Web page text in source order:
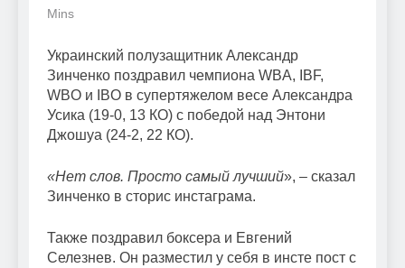
Mins
Украинский полузащитник Александр
Зинченко поздравил чемпиона WBA, IBF,
WBO и IBO в супертяжелом весе Александра
Усика (19-0, 13 КО) с победой над Энтони
Джошуа (24-2, 22 КО).
«Нет слов. Просто самый лучший», – сказал
Зинченко в сторис инстаграма.
Также поздравил боксера и Евгений
Селезнев. Он разместил у себя в инсте пост с